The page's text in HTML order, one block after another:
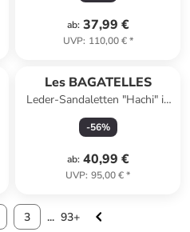
ab: 37,99 €
UVP: 110,00 €*
Les BAGATELLES
Leder-Sandaletten "Hachi" in
Hellbraun
-56%
ab: 40,99 €
UVP: 95,00 €*
3 ... 93+